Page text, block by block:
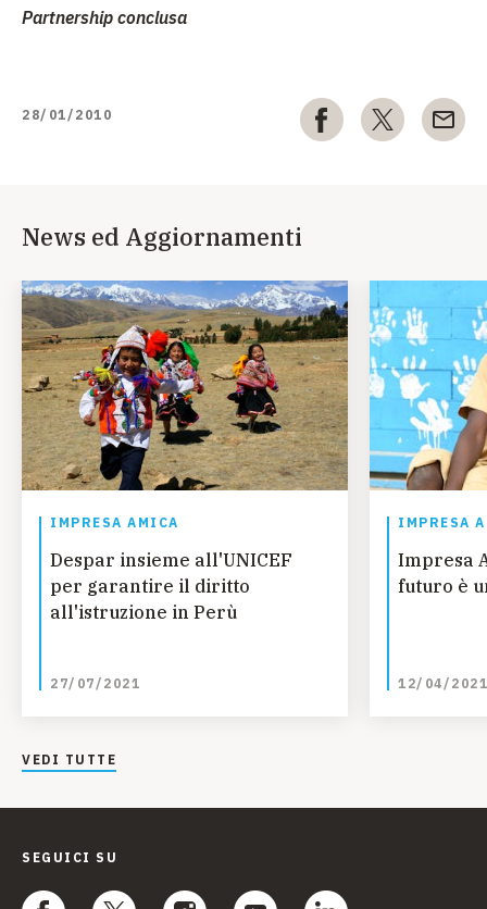
Partnership conclusa
28/01/2010
News ed Aggiornamenti
IMPRESA AMICA
Despar insieme all'UNICEF
per garantire il diritto
all'istruzione in Perù
27/07/2021
IMPRESA
Impresa
futuro è
12/04/2021
VEDI TUTTE
SEGUICI SU